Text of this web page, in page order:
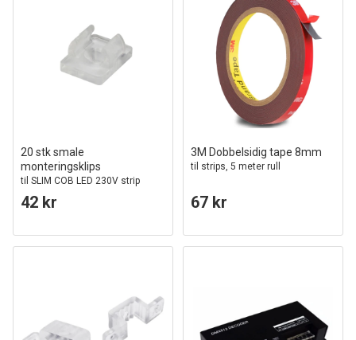
20 stk smale
monteringsklips
til SLIM COB LED 230V strip
42 kr
3M Dobbelsidig tape 8mm
til strips, 5 meter rull
67 kr